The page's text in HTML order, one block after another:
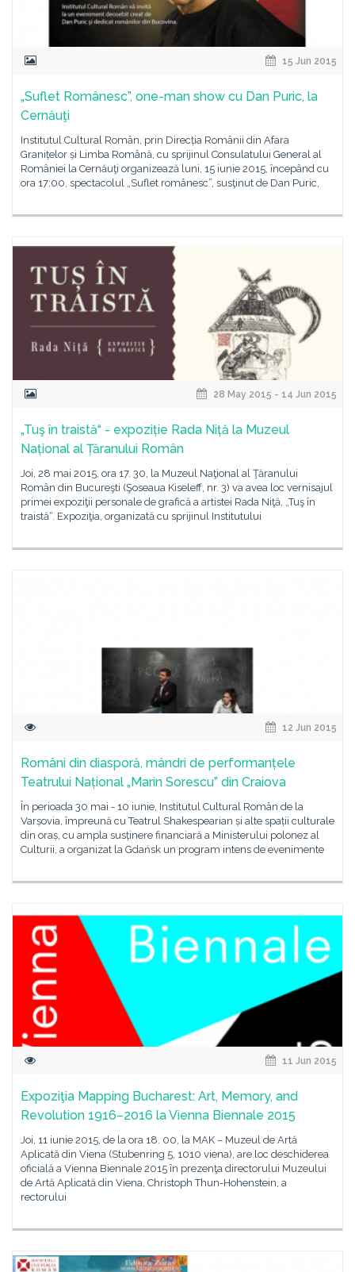
15 Jun 2015
„Suflet Românesc”, one-man show cu Dan Puric, la
Cernăuţi
Institutul Cultural Român, prin Direcția Românii din Afara
Granițelor și Limba Română, cu sprijinul Consulatului General al
României la Cernăuţi organizează luni, 15 iunie 2015, începând cu
ora 17:00, spectacolul „Suflet românesc”, susţinut de Dan Puric,
28 May 2015 - 14 Jun 2015
„Tuş în traistă“ - expoziție Rada Niță la Muzeul
Național al Țăranului Român
Joi, 28 mai 2015, ora 17. 30, la Muzeul Naţional al Ţăranului
Român din Bucureşti (Şoseaua Kiseleff, nr. 3) va avea loc vernisajul
primei expoziţii personale de grafică a artistei Rada Niţă, „Tuş în
traistă“. Expoziţia, organizată cu sprijinul Institutului
12 Jun 2015
Români din diasporă, mândri de performanțele
Teatrului Național „Marin Sorescu” din Craiova
În perioada 30 mai - 10 iunie, Institutul Cultural Român de la
Varșovia, împreună cu Teatrul Shakespearian și alte spații culturale
din oraș, cu ampla susținere financiară a Ministerului polonez al
Culturii, a organizat la Gdańsk un program intens de evenimente
11 Jun 2015
Expoziţia Mapping Bucharest: Art, Memory, and
Revolution 1916–2016 la Vienna Biennale 2015
Joi, 11 iunie 2015, de la ora 18. 00, la MAK – Muzeul de Artă
Aplicată din Viena (Stubenring 5, 1010 viena), are loc deschiderea
oficială a Vienna Biennale 2015 în prezenţa directorului Muzeului
de Artă Aplicată din Viena, Christoph Thun-Hohenstein, a
rectorului